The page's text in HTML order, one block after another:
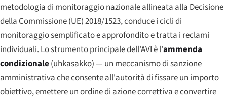
metodologia di monitoraggio nazionale allineata alla Decisione
della Commissione (UE) 2018/1523, conduce i cicli di
monitoraggio semplificato e approfondito e tratta i reclami
individuali. Lo strumento principale dell'AVI è l'ammenda
condizionale(uhkasakko) — un meccanismo di sanzione
amministrativa che consente all'autorità di fissare un importo
obiettivo, emettere un ordine di azione correttiva e convertire